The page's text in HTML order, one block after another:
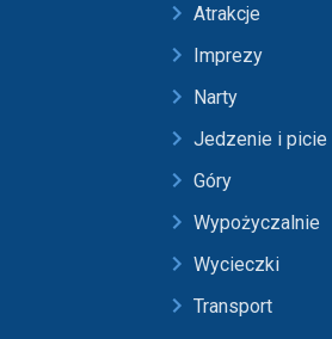
Atrakcje
Imprezy
Narty
Jedzenie i picie
Góry
Wypożyczalnie
Wycieczki
Transport